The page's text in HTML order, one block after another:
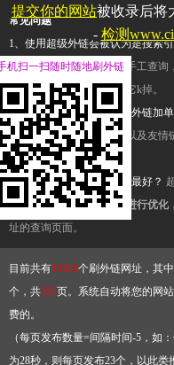
常见问题
1、使用超级外链会被认为是搜索
查询工具，模拟的是正常手工查
推广竞争对手的网址，让它k掉。
2、网站优化单纯依靠超级外链加
链，需要结合普通的外链以及友
台交换友情链接。
3、如何使用超级外链效果最好？
有频繁使用超级外链工具进行优化
址的查询页面。
目前共有13226个刷外链网址，其
个，共333页。系统自动将您的网
费的。
（每页发布数量=间隔时间-5，如
为28秒，则每页发布23个，以此
提交你的网站被收录后将
- 检测
机扫一扫随时随地刷外链